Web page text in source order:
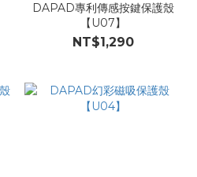
DAPAD專利傳感按鍵保護殼
【U07】
NT$1,290